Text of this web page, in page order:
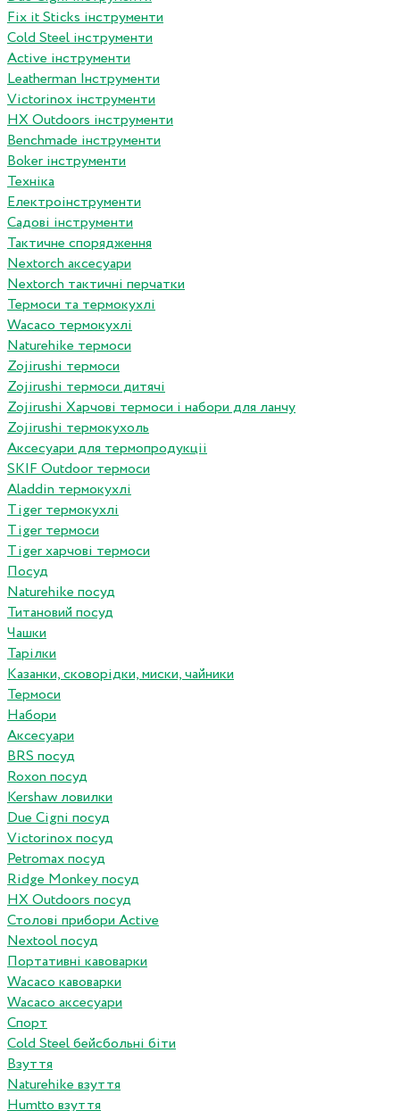
Fix it Sticks інструменти
Сold Steel інструменти
Active інструменти
Leatherman Інструменти
Victorinox інструменти
HX Outdoors інструменти
Benchmade інструменти
Boker інструменти
Техніка
Електроінструменти
Садові інструменти
Тактичне спорядження
Nextorch аксесуари
Nextorch тактичні перчатки
Термоси та термокухлі
Wacaco термокухлі
Naturehike термоси
Zojirushi термоси
Zojirushi термоси дитячі
Zojirushi Харчові термоси і набори для ланчу
Zojirushi термокухоль
Аксесуари для термопродукціі
SKIF Outdoor термоси
Aladdin термокухлі
Tiger термокухлі
Tiger термоси
Tiger харчові термоси
Посуд
Naturehike посуд
Титановий посуд
Чашки
Тарілки
Казанки, сковорідки, миски, чайники
Термоси
Набори
Аксесуари
BRS посуд
Roxon посуд
Kershaw ловилки
Due Cigni посуд
Victorinox посуд
Petromax посуд
Ridge Monkey посуд
HX Outdoors посуд
Столові прибори Active
Nextool посуд
Портативні кавоварки
Wacaco кавоварки
Wacaco аксесуари
Спорт
Cold Steel бейсбольні біти
Взуття
Naturehike взуття
Humtto взуття